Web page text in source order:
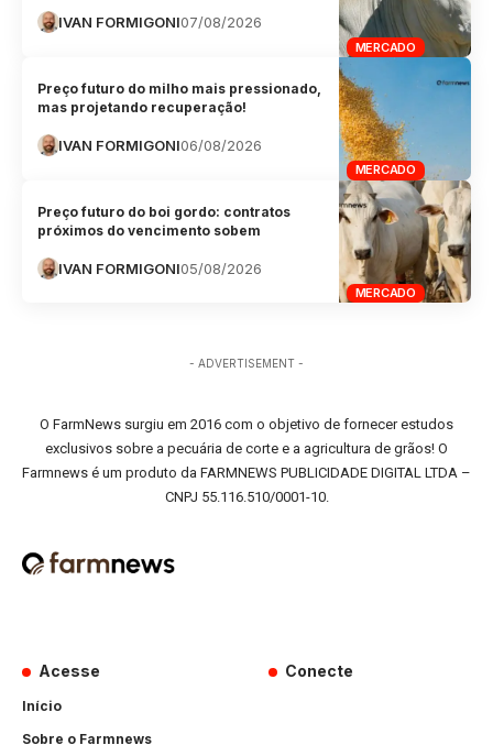
MERCADO
IVAN FORMIGONI07/08/2026
MERCADO
Preço futuro do milho mais pressionado,
mas projetando recuperação!
IVAN FORMIGONI06/08/2026
MERCADO
Preço futuro do boi gordo: contratos
próximos do vencimento sobem
IVAN FORMIGONI05/08/2026
- ADVERTISEMENT -
O FarmNews surgiu em 2016 com o objetivo de fornecer estudos
exclusivos sobre a pecuária de corte e a agricultura de grãos! O
Farmnews é um produto da FARMNEWS PUBLICIDADE DIGITAL LTDA –
CNPJ 55.116.510/0001-10.
Acesse
Início
Sobre o Farmnews
Conecte